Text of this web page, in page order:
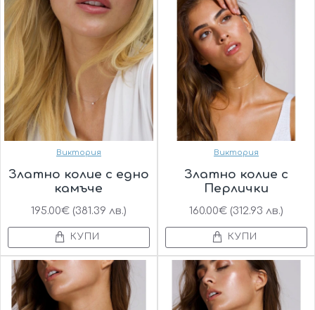
Виктория
Златно колие с едно
камъче
195.00€ (381.39 лв.)
КУПИ
Виктория
Златно колие с
Перлички
160.00€ (312.93 лв.)
КУПИ